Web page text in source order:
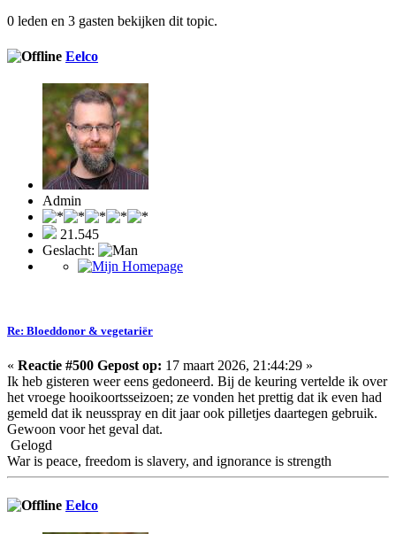
0 leden en 3 gasten bekijken dit topic.
Eelco
Admin
21.545
Geslacht:
Re: Bloeddonor & vegetariër
« Reactie #500 Gepost op: 17 maart 2026, 21:44:29 »
Ik heb gisteren weer eens gedoneerd. Bij de keuring vertelde ik over
het vroege hooikoortsseizoen; ze vonden het prettig dat ik even had
gemeld dat ik neusspray en dit jaar ook pilletjes daartegen gebruik.
Gewoon voor het geval dat.
Gelogd
War is peace, freedom is slavery, and ignorance is strength
Eelco